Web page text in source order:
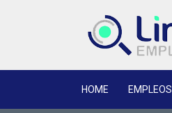
HOME EMPLEOS